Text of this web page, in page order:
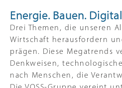
Energie. Bauen.
Drei Themen, die unseren
Wirtschaft herausfordern
prägen. Diese Megatrends
Denkweisen,
nach Menschen, die